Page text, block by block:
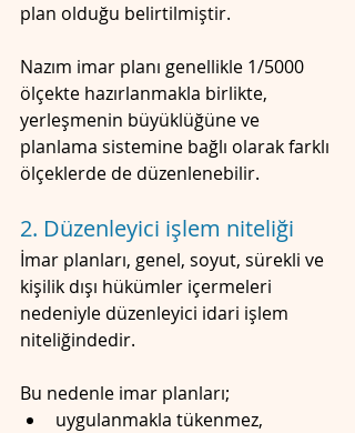
plan olduğu belirtilmiştir.
Nazım imar planı genellikle 1/5000
ölçekte hazırlanmakla birlikte,
yerleşmenin büyüklüğüne ve
planlama sistemine bağlı olarak farklı
ölçeklerde de düzenlenebilir.
2. Düzenleyici işlem niteliği
İmar planları, genel, soyut, sürekli ve
kişilik dışı hükümler içermeleri
nedeniyle düzenleyici idari işlem
niteliğindedir.
Bu nedenle imar planları;
uygulanmakla tükenmez,